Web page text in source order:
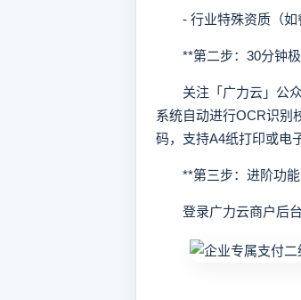
- 行业特殊资质（如
**第二步：30分钟极
关注「广力云」公众
系统自动进行OCR识别
码，支持A4纸打印或电
**第三步：进阶功能
登录广力云商户后台